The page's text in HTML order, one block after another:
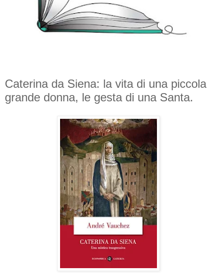
Caterina da Siena: la vita di una piccola
grande donna, le gesta di una Santa.